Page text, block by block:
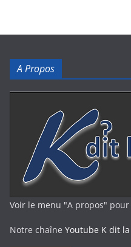
A Propos
Voir le menu "A propos"
Notre chaîne Youtube K dit